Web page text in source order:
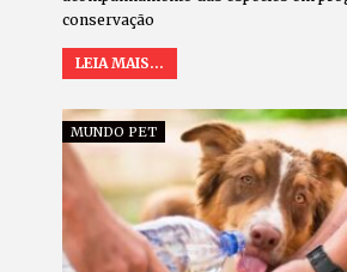
conservação
LEIA MAIS...
MUNDO PET